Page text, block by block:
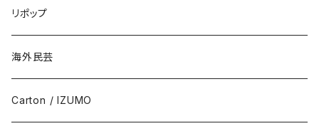
リポップ
海外民芸
Carton / IZUMO